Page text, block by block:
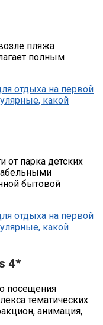
пляжа
полным
от парка детских
бытовой
4*
посещения
тематических
анимация,